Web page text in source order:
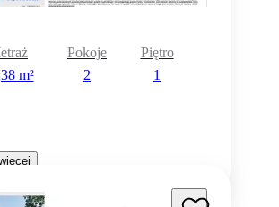
m²
Pokoje
2
Piętro
1